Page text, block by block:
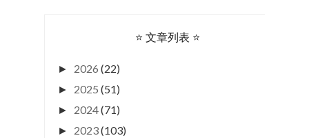
⭐ 文章列表 ⭐
► 2026 (22)
► 2025 (51)
► 2024(71)
► 2023(103)